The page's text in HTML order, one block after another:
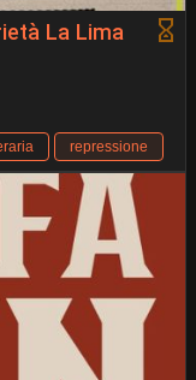
La Lima
repressione